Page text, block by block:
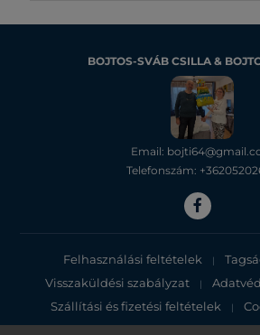
BOJTOS-SVÁB CSILLA &
Email:
Telefonszám:
Felhasználási feltételek |
Visszaküldési szabályzat |
Szállítási és fizetési feltételek |
Adatvédelmi